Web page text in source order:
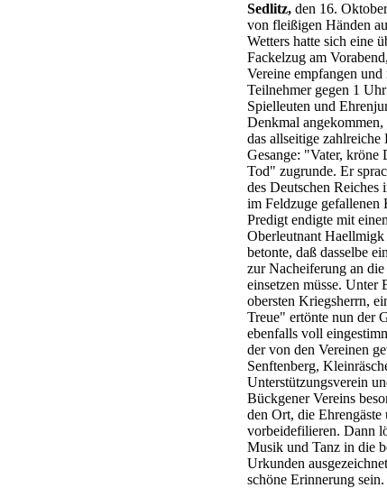
Sedlitz, den 16.
von fleißigen Händen
Wetters hatte sich eine
Fackelzug am
Vereine empfangen
Teilnehmer gegen 1
Spielleuten und
Denkmal angekommen,
das allseitige
Gesange: "Vater, kröne
Tod" zugrunde. Er
des Deutschen Reiches
im Feldzuge gefallenen
Predigt endigte mit
Oberleutnant Haellmigk
betonte, daß dasselbe
zur Nacheiferung an
einsetzen müsse. Unter
obersten Kriegsherrn,
Treue" ertönte nun der
ebenfalls voll
der von den Vereinen
Senftenberg,
Unterstützungsverein
Bückgener Vereins
den Ort, die
vorbeidefilieren. Dann
Musik und Tanz in die
Urkunden
schöne Erinnerung sein.